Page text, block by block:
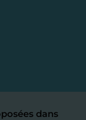
dans